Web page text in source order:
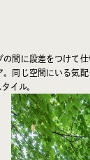
の間に段差をつけて
。同じ空間にいる気
イル。